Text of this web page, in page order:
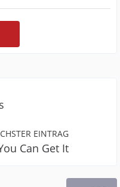
EINTRAG
Can Get It